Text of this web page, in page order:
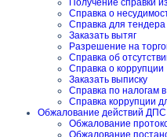
Получение справки
Справка о
Справка для тендера
Заказать вытяг
Разрешение на
Справка об
Справка о коррупции
Заказать выписку
Справка по налогам
Справка коррупции
Обжалование действий ДПС
Обжалование
Обжалование